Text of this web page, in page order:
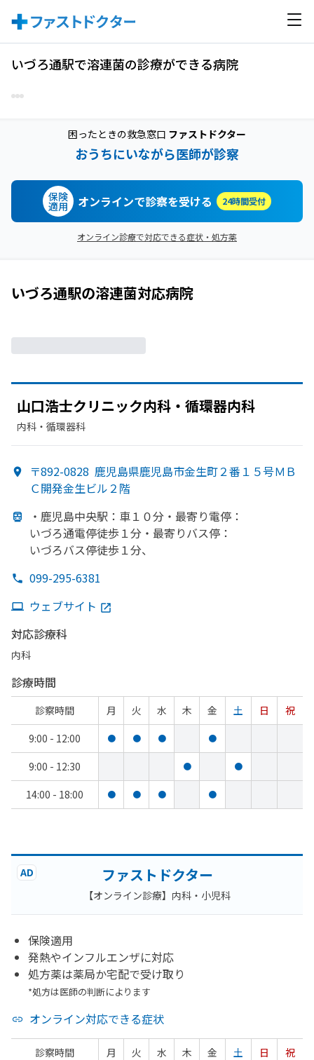
いづろ通駅で溶連菌の診療ができる病院
困ったときの救急窓口 ファストドクター
おうちにいながら医師が診察
保険
適用 オンラインで診察を受ける 24時間受付
オンライン診療で対応できる症状・処方薬
いづろ通駅の溶連菌対応病院
山口浩士クリニック内科・循環器内科
内科・​循環器科
〒892-0828 鹿児島県鹿児島市金生町２番１５号ＭＢ
Ｃ開発金生ビル２階
・鹿児島中央駅：車１０分・ 最寄り電停：
いづろ通電停徒歩１分・ 最寄りバス停：
いづろバス停徒歩１分、
099-295-6381
ウェブサイト
対応診療科
内科
診療時間
診察時間 月 火 水 木 金 土 日
祝
9:00 - 12:00
● ● ● ●
9:00 - 12:30 ● ●
14:00 - 18:00 ● ● ● ●
AD ファストドクター
【オンライン診療】内科・小児科
保険適用
発熱やインフルエンザに対応
処方薬は薬局か宅配で受け取り
*処方は医師の判断によります
オンライン対応できる症状
診察時間 月 火 水 木 金 土 日
祝